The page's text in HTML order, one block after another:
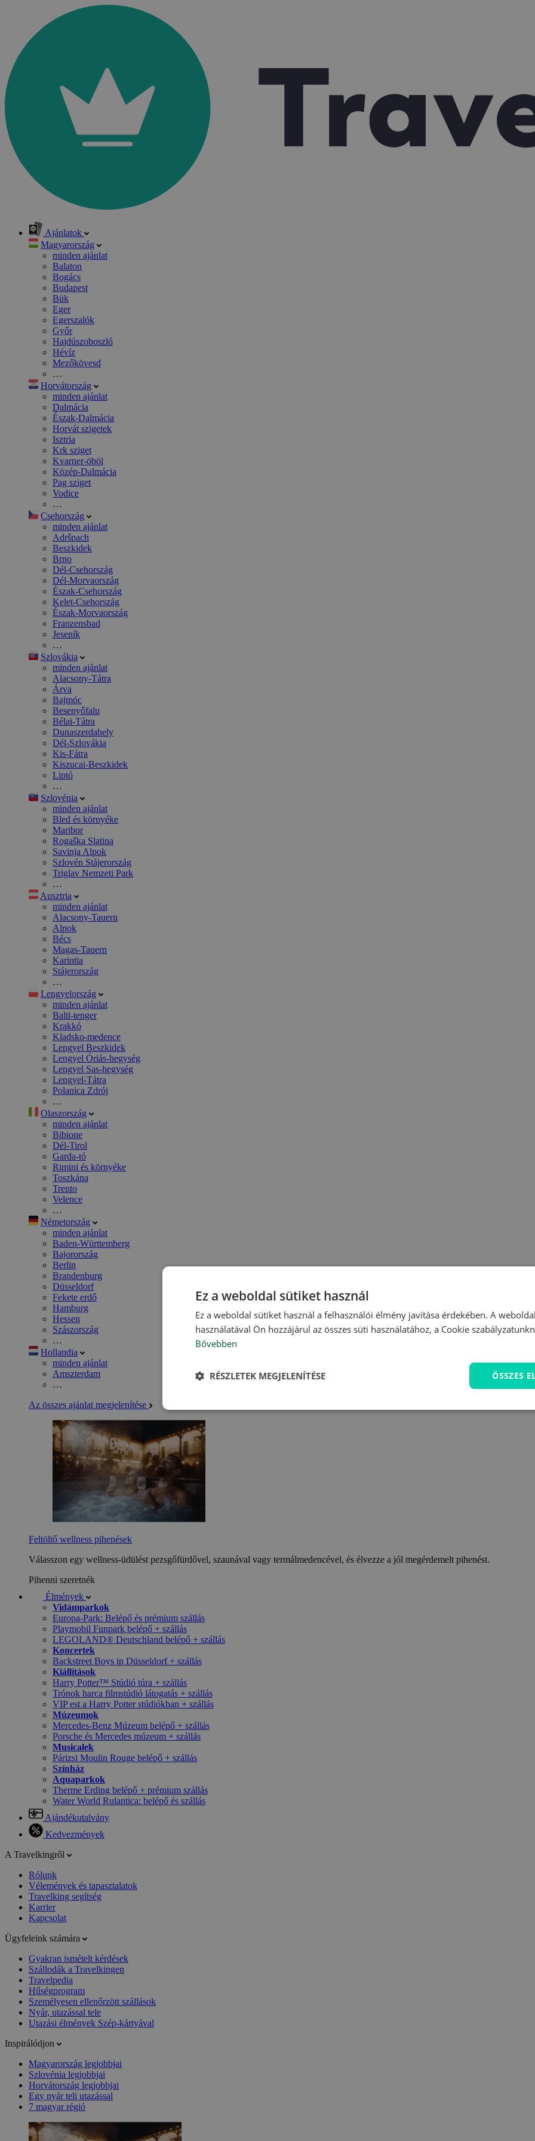
Ajánlatok
Magyarország
minden ajánlat
Balaton
Bogács
Budapest
Bük
Eger
Egerszalók
Győr
Hajdúszoboszló
Hévíz
Mezőkövesd
…
Horvátország
minden ajánlat
Dalmácia
Észak-Dalmácia
Horvát szigetek
Isztria
Krk sziget
Kvarner-öböl
Közép-Dalmácia
Pag sziget
Vodice
…
Csehország
minden ajánlat
Adršpach
Beszkidek
Brno
Dél-Csehország
Dél-Morvaország
Észak-Csehország
Kelet-Csehország
Észak-Morvaország
Franzensbad
Jeseník
…
Szlovákia
minden ajánlat
Alacsony-Tátra
Árva
Bajmóc
Besenyőfalu
Bélai-Tátra
Dunaszerdahely
Dél-Szlovákia
Kis-Fátra
Kiszucai-Beszkidek
Liptó
…
Szlovénia
minden ajánlat
Bled és környéke
Maribor
Rogaška Slatina
Savinja Alpok
Szlovén Stájerország
Triglav Nemzeti Park
…
Ausztria
minden ajánlat
Alacsony-Tauern
Alpok
Bécs
Magas-Tauern
Karintia
Stájerország
…
Lengyelország
minden ajánlat
Balti-tenger
Krakkó
Kladsko-medence
Lengyel Beszkidek
Lengyel Óriás-hegység
Lengyel Sas-hegység
Lengyel-Tátra
Polanica Zdrój
…
Olaszország
minden ajánlat
Bibione
Dél-Tirol
Garda-tó
Rimini és környéke
Toszkána
Trento
Velence
…
Németország
minden ajánlat
Baden-Württemberg
Bajorország
Berlin
Brandenburg
Düsseldorf
Fekete erdő
Hamburg
Hessen
Szászország
…
Hollandia
minden ajánlat
Amszterdam
…
Az összes ajánlat megjelenítése
Feltöltő wellness pihenések
Válasszon egy wellness-üdülést pezsgőfürdővel, szaunával vagy termálmedencével, és élvezze a jól megérdemelt pihenést.
Pihenni szeretnék
Élmények
Vidámparkok
Europa-Park: Belépő és prémium szállás
Playmobil Funpark belépő + szállás
LEGOLAND® Deutschland belépő + szállás
Koncertek
Backstreet Boys in Düsseldorf + szállás
Kiállítások
Harry Potter™ Stúdió túra + szállás
Trónok harca filmstúdió látogatás + szállás
VIP est a Harry Potter stúdiókban + szállás
Múzeumok
Mercedes-Benz Múzeum belépő + szállás
Porsche és Mercedes múzeum + szállás
Musicalek
Párizsi Moulin Rouge belépő + szállás
Színház
Aquaparkok
Therme Erding belépő + prémium szállás
Water World Rulantica: belépő és szállás
Ajándékutalvány
Kedvezmények
A Travelkingről
Rólunk
Vélemények és tapasztalatok
Travelking segítség
Karrier
Kapcsolat
Ügyfeleink számára
Gyakran ismételt kérdések
Szállodák a Travelkingen
Travelpedia
Hűségprogram
Személyesen ellenőrzött szállások
Nyár, utazással tele
Utazási élmények Szép-kártyával
Inspirálódjon
Magyarország legjobbjai
Szlovénia legjobbjai
Horvátország legjobbjai
Egy nyár teli utazással
7 magyar régió
Ez a weboldal sütiket használ
Ez a weboldal sütiket használ a felhasználói élmény javítása érdekében. A
használatával Ön hozzájárul az összes süti használatához, a Cookie
Bővebben
ÖSSZES
RÉSZLETEK MEGJELENÍTÉSE